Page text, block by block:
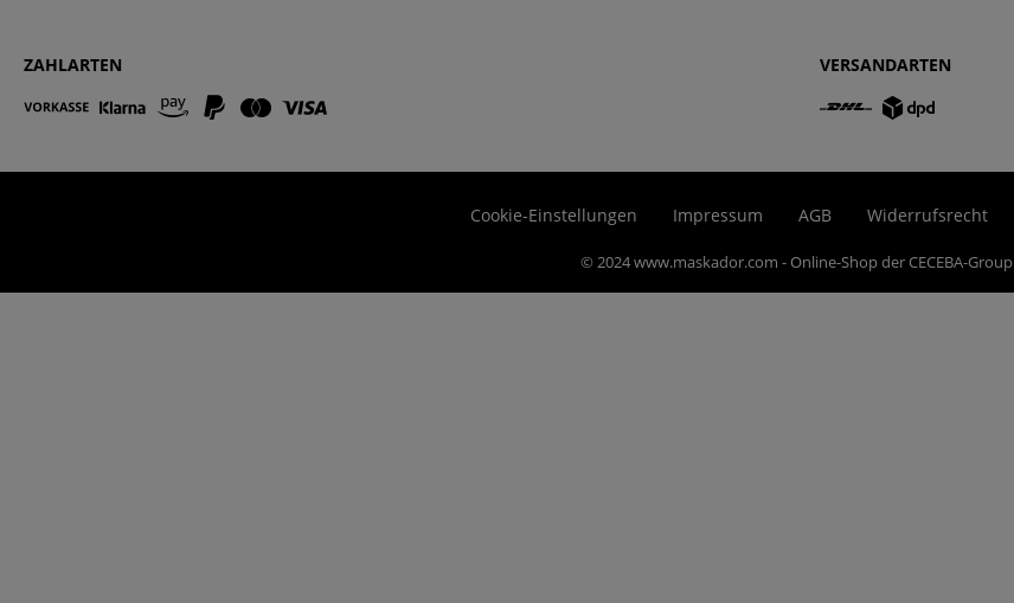
ZAHLARTEN VERSANDARTEN
Cookie-Einstellungen Impressum AGB Widerrufsrecht
© 2024 www.maskador.com - Online-Shop der CECEBA-Group